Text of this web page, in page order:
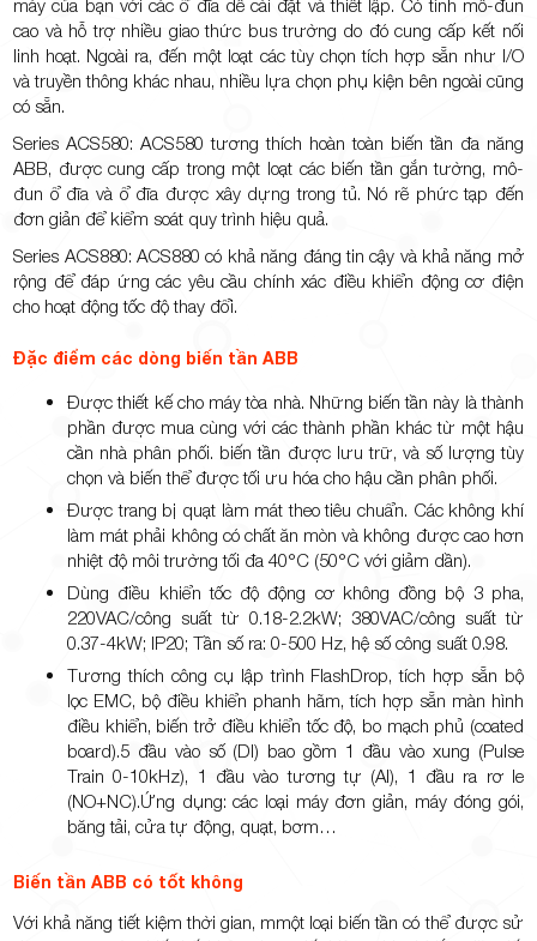
cao và hỗ trợ nhiều giao thức bus trường do đó cung cấp kết nối
linh hoạt. Ngoài ra, đến một loạt các tùy chọn tích hợp sẵn như I/O
và truyền thông khác nhau, nhiều lựa chọn phụ kiện bên ngoài cũng
có sẵn.
Series ACS580: ACS580 tương thích hoàn toàn biến tần đa năng
ABB, được cung cấp trong một loạt các biến tần gắn tường, mô-
đun ổ đĩa và ổ đĩa được xây dựng trong tủ. Nó rẽ phức tạp đến
đơn giản để kiểm soát quy trình hiệu quả.
Series ACS880: ACS880 có khả năng đáng tin cậy và khả năng mở
rộng để đáp ứng các yêu cầu chính xác điều khiển động cơ điện
cho hoạt động tốc độ thay đổi.
Đặc điểm các dòng biến tần ABB
Được thiết kế cho máy tòa nhà. Những biến tần này là thành
phần được mua cùng với các thành phần khác từ một hậu
cần nhà phân phối. biến tần được lưu trữ, và số lượng tùy
chọn và biến thể được tối ưu hóa cho hậu cần phân phối.
Được trang bị quạt làm mát theo tiêu chuẩn. Các không khí
làm mát phải không có chất ăn mòn và không được cao hơn
nhiệt độ môi trường tối đa 40°C (50°C với giảm dần).
Dùng điều khiển tốc độ động cơ không đồng bộ 3 pha,
220VAC/công suất từ 0.18-2.2kW; 380VAC/công suất từ
0.37-4kW; IP20; Tần số ra: 0-500 Hz, hệ số công suất 0.98.
Tương thích công cụ lập trình FlashDrop, tích hợp sẵn bộ
lọc EMC, bộ điều khiển phanh hãm, tích hợp sẵn màn hình
điều khiển, biến trở điều khiển tốc độ, bo mạch phủ (coated
board).5 đầu vào số (DI) bao gồm 1 đầu vào xung (Pulse
Train 0-10kHz), 1 đầu vào tương tự (AI), 1 đầu ra rơ le
(NO+NC).Ứng dụng: các loại máy đơn giản, máy đóng gói,
băng tải, cửa tự động, quạt, bơm…
Biến tần ABB có tốt không
Với khả năng tiết kiệm thời gian, mmột loại biến tần có thể được sử